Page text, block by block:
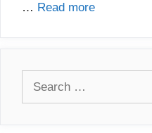
… Read more